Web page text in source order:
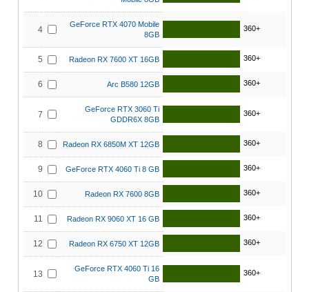
4
GeForce RTX 4070 Mobile
8GB
360+
5 Radeon RX 7600 XT 16GB 360+
6 Arc B580 12GB 360+
7
GeForce RTX 3060 Ti
GDDR6X 8GB
360+
8 Radeon RX 6850M XT 12GB 360+
9 GeForce RTX 4060 Ti 8 GB 360+
10 Radeon RX 7600 8GB 360+
11 Radeon RX 9060 XT 16 GB 360+
12 Radeon RX 6750 XT 12GB 360+
13
GeForce RTX 4060 Ti 16
GB
360+